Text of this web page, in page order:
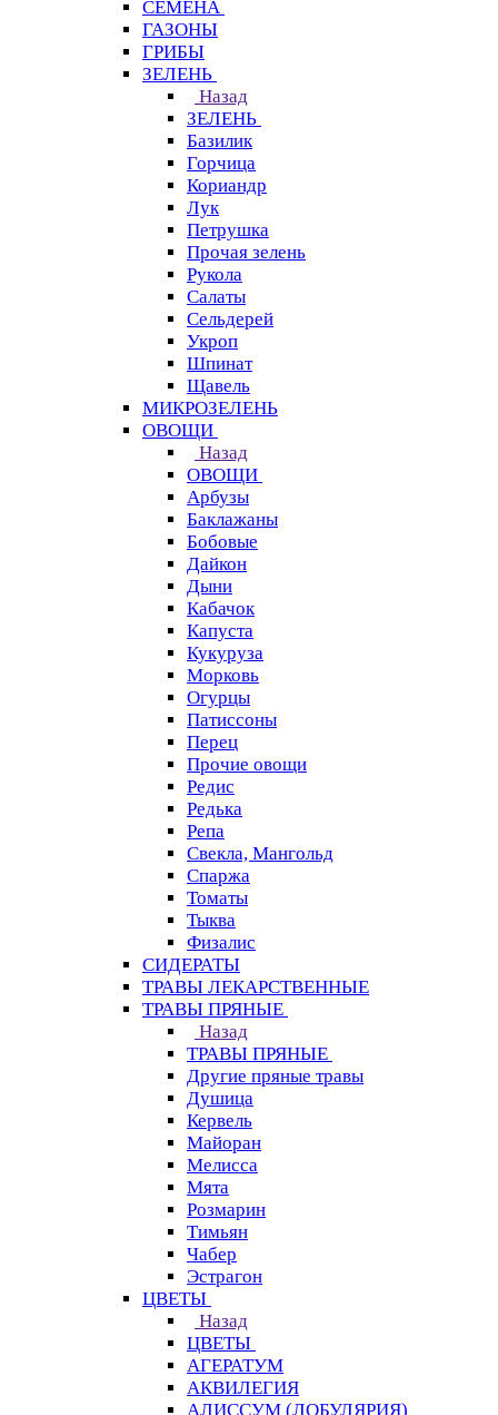
СЕМЕНА
ГАЗОНЫ
ГРИБЫ
ЗЕЛЕНЬ
Назад
ЗЕЛЕНЬ
Базилик
Горчица
Кориандр
Лук
Петрушка
Прочая зелень
Рукола
Салаты
Сельдерей
Укроп
Шпинат
Щавель
МИКРОЗЕЛЕНЬ
ОВОЩИ
Назад
ОВОЩИ
Арбузы
Баклажаны
Бобовые
Дайкон
Дыни
Кабачок
Капуста
Кукуруза
Морковь
Огурцы
Патиссоны
Перец
Прочие овощи
Редис
Редька
Репа
Свекла, Мангольд
Спаржа
Томаты
Тыква
Физалис
СИДЕРАТЫ
ТРАВЫ ЛЕКАРСТВЕННЫЕ
ТРАВЫ ПРЯНЫЕ
Назад
ТРАВЫ ПРЯНЫЕ
Другие пряные травы
Душица
Кервель
Майоран
Мелисса
Мята
Розмарин
Тимьян
Чабер
Эстрагон
ЦВЕТЫ
Назад
ЦВЕТЫ
АГЕРАТУМ
АКВИЛЕГИЯ
АЛИССУМ (ЛОБУЛЯРИЯ)